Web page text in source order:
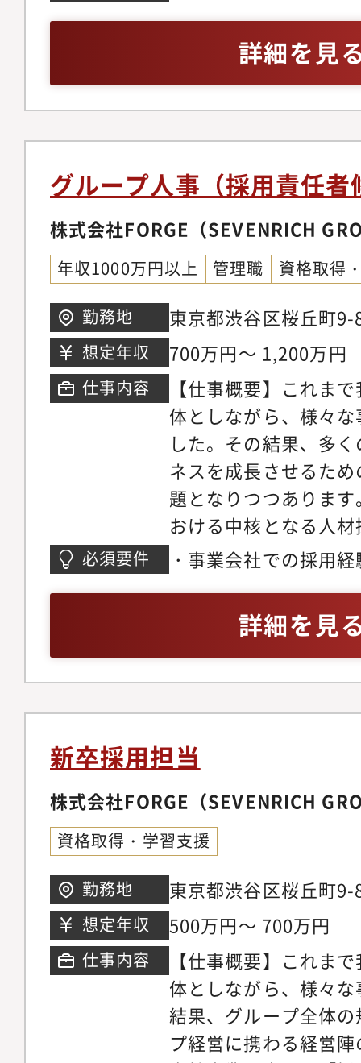
す・重要度の高い採
用の立場から事業成
す・ご経験・ご希望
の両方に関わること
ツール】・HERP・
Google Workspace
いただけることを期
な仕事内容】グルー
定・推進などのHR業
る当グループにおい
チームの立ち上げを
つつ、新卒採用の立
開発などの施策を推
務範囲は広いですが
ていただくことを想
略の策定・実行の例
用の戦略立案・採用
び支援 - 要員計画の
義 - ダイレクトリク
ル等を活用した母集
設計・改善 - 採用オ
新卒採用 - 新卒採用
新卒採用5名程度） -
グラムの企画・実施
携強化 - 学生のキャ
ジメント施策の策定
用オウンドメディア
SNSを活用した情報
【人材育成・配置・
ボーディング施策の
の明確化とスキルア
抜擢文化の枠組みづ
いだ配置転換・タレ
開発施策施策の推進-
用【人事企画・制度
働き方改革に関する
生制度の最適化と新
みも可）詳細を見
グループ人事（採用責任者
株式会社FORGE（SEVENRICH
年収1000万円以上 管理職 資格取得
勤務地 東京都渋谷区桜丘町
想定年収 700万円～ 1,200万円
仕事内容
【仕事概要】これま
体としながら、様々
した。その結果、多
ネスを成長させるた
題となりつつありま
おける中核となる人
を新設し、組織の立
用や施策等決まって
に戦略やフローを決
推進いただけます。
採用戦略の立案、実
グ、採用広報の戦略
の標準化・組織化・
組織運用面の検討・
メンバーマネジメン
種：ビジネス職、エ
当・手法：エージェ
シング、ヘッドハン
あらゆる手法を駆使
域：管理職以上のエ
必須要件
・事業会社での採用
（採用戦略の策定か
通貫で対応できる方
詳細を見
新卒採用担当
株式会社FORGE（SEVENRICH
資格取得・学習支援
勤務地 東京都渋谷区桜丘町
想定年収 500万円～ 700万円
仕事内容
【仕事概要】これま
体としながら、様々
結果、グループ全体
プ経営に携わる経営